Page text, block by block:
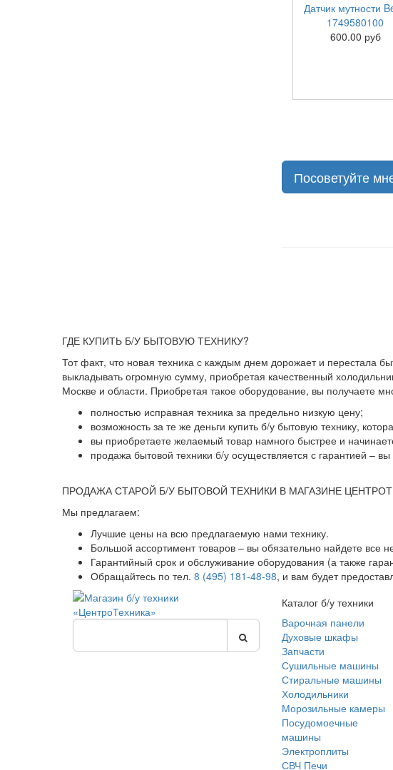
Датчик мутности
1749580100
600.00 руб
Посоветуйте
ГДЕ КУПИТЬ Б/У БЫТОВУЮ ТЕХНИКУ?
Тот факт, что новая техника с каждым днем дорожает и перестала
выкладывать огромную сумму, приобретая качественный
Москве и области. Приобретая такое оборудование, вы получаете
полностью исправная техника за предельно низкую цену;
возможность за те же деньги купить б/у бытовую технику,
вы приобретаете желаемый товар намного быстрее и
продажа бытовой техники б/у осуществляется с гарантией –
ПРОДАЖА СТАРОЙ Б/У БЫТОВОЙ ТЕХНИКИ В МАГАЗИНЕ
Мы предлагаем:
Лучшие цены на всю предлагаемую нами технику.
Большой ассортимент товаров – вы обязательно найдете все
Гарантийный срок и обслуживание оборудования (а также
Обращайтесь по тел. 8 (495) 181-48-98, и вам будет
Каталог б/у техники
Варочная панели
Духовые шкафы
Запчасти
Сушильные машины
Стиральные машины
Холодильники
Морозильные камеры
Посудомоечные
машины
Электроплиты
СВЧ Печи